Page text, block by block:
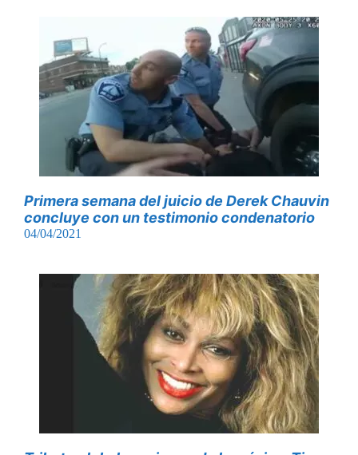
Primera semana del juicio de Derek Chauvin
concluye con un testimonio condenatorio
04/04/2021